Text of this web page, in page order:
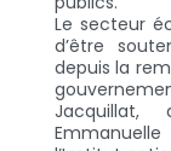
Le secteur
d’être
depuis la